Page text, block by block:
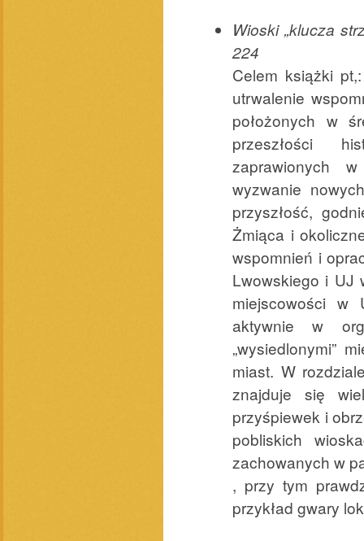
Wioski „klucza
224
Celem książki
utrwalenie
położonych w
przeszłości
zaprawionych
wyzwanie
przyszłość,
Żmiąca i
wspomnień i
Lwowskiego i UJ
miejscowości w
aktywnie w
„wysiedlonymi”
miast. W
znajduje się
przyśpiewek i
pobliskich
zachowanych w
, przy tym
przykład gwary